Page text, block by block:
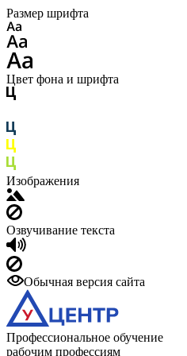
Размер шрифта
Цвет фона и шрифта
Изображения
Озвучивание текста
Обычная версия сайта
Профессиональное обучение
рабочим профессиям